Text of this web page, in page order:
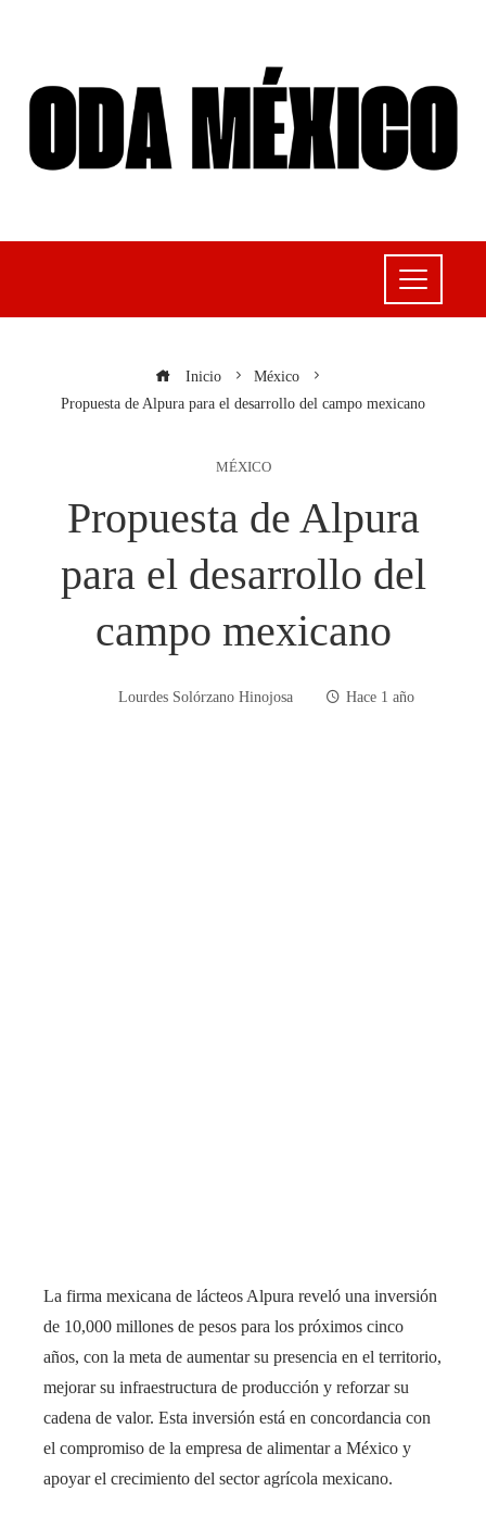
Inicio
México
Propuesta de Alpura para el desarrollo del campo mexicano
MÉXICO
Propuesta de Alpura
para el desarrollo del
campo mexicano
Lourdes Solórzano Hinojosa Hace 1 año
La firma mexicana de lácteos Alpura reveló una inversión
de 10,000 millones de pesos para los próximos cinco
años, con la meta de aumentar su presencia en el territorio,
mejorar su infraestructura de producción y reforzar su
cadena de valor. Esta inversión está en concordancia con
el compromiso de la empresa de alimentar a México y
apoyar el crecimiento del sector agrícola mexicano.